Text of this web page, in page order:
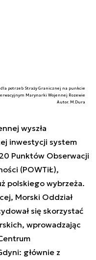
dla potrzeb Straży Granicznej na punkcie
Marynarki Wojennej Rozewie
Autor. M.Dura
wyszła
inwestycji system
Punktów Obserwacji
(POWTiŁ),
polskiego wybrzeża.
Morski Oddział
się skorzystać
wprowadzając
głównie z